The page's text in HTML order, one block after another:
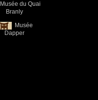
Musée du Quai
Branly
Musée
Dapper